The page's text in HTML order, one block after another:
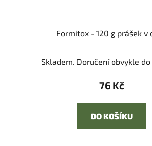
Formitox - 120 g prášek v
Skladem. Doručení obvykle do
76 Kč
DO KOŠÍKU